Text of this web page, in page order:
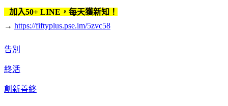
加入50+ LINE，每天獲新知！
→ https://fiftyplus.pse.im/5zvc58
告別
終活
創新善終